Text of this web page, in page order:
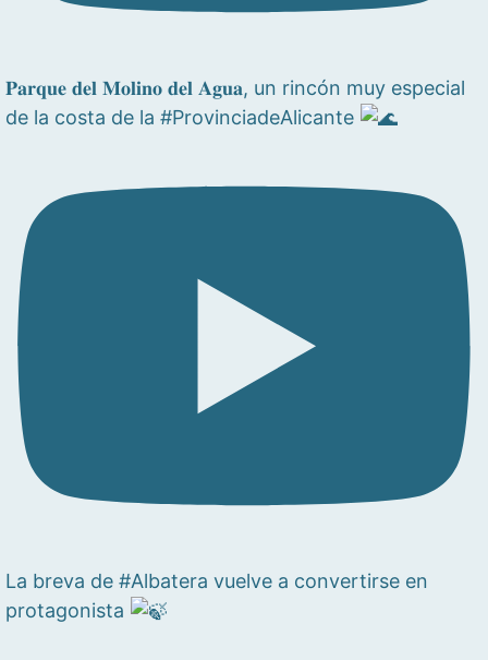
𝐏𝐚𝐫𝐪𝐮𝐞 𝐝𝐞𝐥 𝐌𝐨𝐥𝐢𝐧𝐨 𝐝𝐞𝐥 𝐀𝐠𝐮𝐚, un rincón muy especial
de la costa de la #ProvinciadeAlicante
La breva de #Albatera vuelve a convertirse en
protagonista